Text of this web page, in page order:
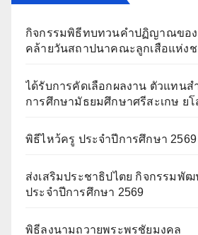
กิจกรรมพิธีทบทวนคำปฏิญาณของ
คล้ายวันสถาปนาคณะลูกเสือแห่งช
ได้รับการคัดเลือกผลงาน ตัวแทน
การศึกษามัธยมศึกษาศรีสะเกษ ยโ
พิธีไหว้ครู ประจำปีการศึกษา 2569
ส่งเสริมประชาธิปไตย กิจกรรมพั
ประจำปีการศึกษา 2569
พิธีลงนามถวายพระพรชัยมงคล